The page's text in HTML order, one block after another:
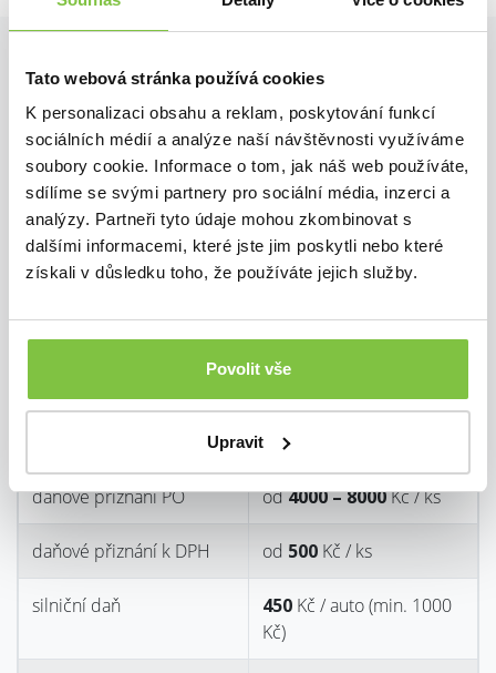
Tato webová stránka používá cookies
K personalizaci obsahu a reklam, poskytování funkcí
sociálních médií a analýze naší návštěvnosti využíváme
soubory cookie. Informace o tom, jak náš web používáte,
sdílíme se svými partnery pro sociální média, inzerci a
analýzy. Partneři tyto údaje mohou zkombinovat s
dalšími informacemi, které jste jim poskytli nebo které
získali v důsledku toho, že používáte jejich služby.
Povolit vše
Upravit
Doplňkové služby
MZDY
1-10 zaměstnanců 300kč / mzdu
11-25 zaměstnanců 250 kč / mzdu
200
personalistika a přehledy na státní organizace.
od1500 – 2500
daňové přiznání PO od4000 – 8000Kč / ks
daňové přiznání k DPH od 500 Kč / ks
silniční daň 450 Kč / auto (min. 1000
Kč)